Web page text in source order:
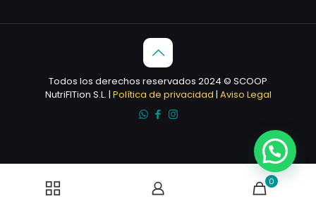
Todos los derechos reservados 2024 © SCOOP
NutriFITion S.L. | Política de privacidad | Aviso Legal
0